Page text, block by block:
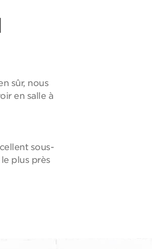
sûr, nous
en salle à
sous-
le plus près